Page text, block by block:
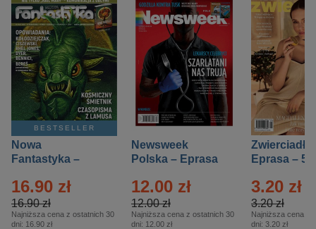
BESTSELLER
Nowa
Fantastyka –
16.90 zł
16.90 zł
Najniższa cena z ostatnich 30
dni: 16.90 zł
Newsweek
Polska – Eprasa
12.00 zł
12.00 zł
Najniższa cena z ostatnich 30
dni: 12.00 zł
Zwierciadło
Eprasa – 5/
3.20 zł
3.20 zł
Najniższa cena z
dni: 3.20 zł